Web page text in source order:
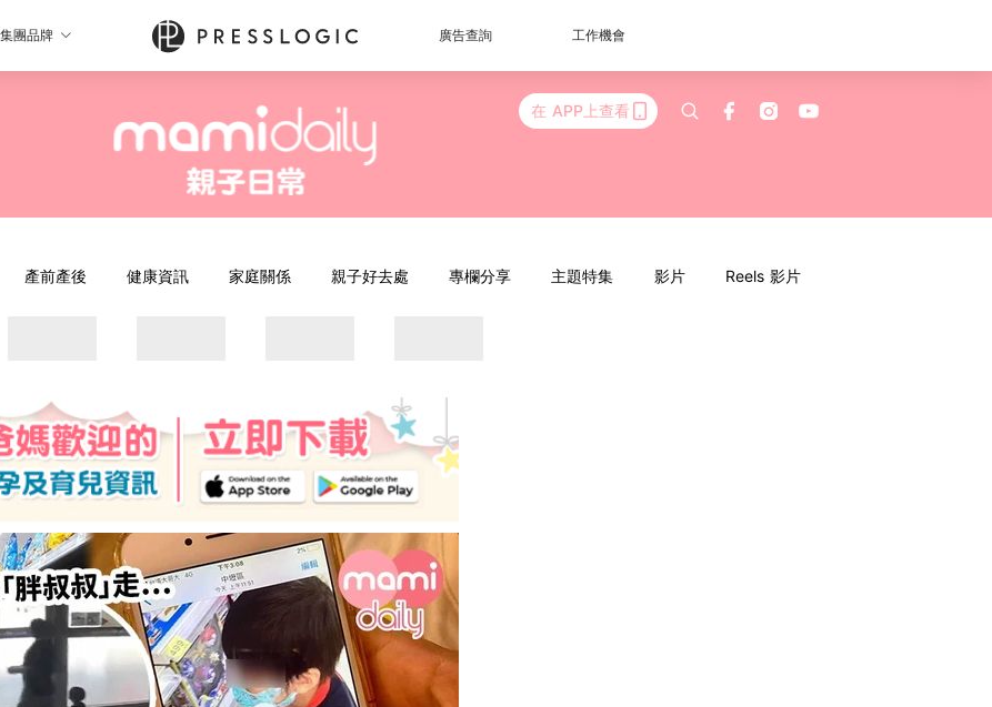
集團品牌 廣告查詢 工作機會
在 APP上查看
產前產後 健康資訊 家庭關係 親子好去處 專欄分享 主題特集 影片 Reels 影片